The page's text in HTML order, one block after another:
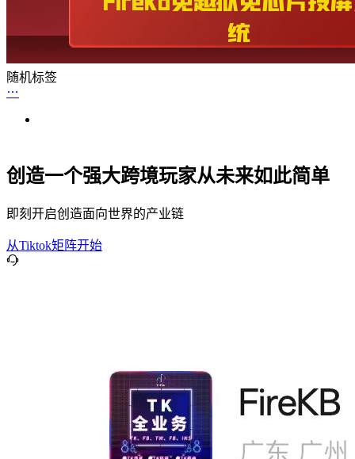
随机标签
创造一个强大跨境玩家从未来如此简单
即刻开启创造面向世界的产业链
从Tiktok矩阵开始